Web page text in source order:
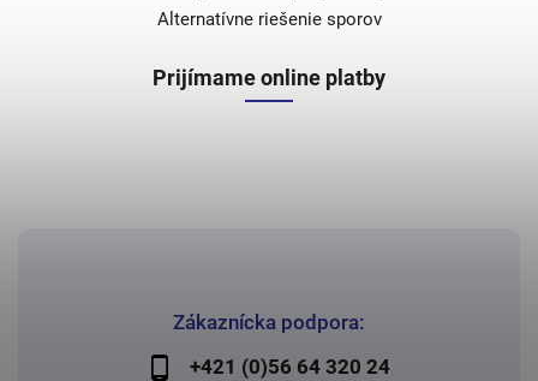
Zákaznícka podpora:
+421 (0)56 64 320 24
Alternatívne riešenie sporov
Prijímame online platby